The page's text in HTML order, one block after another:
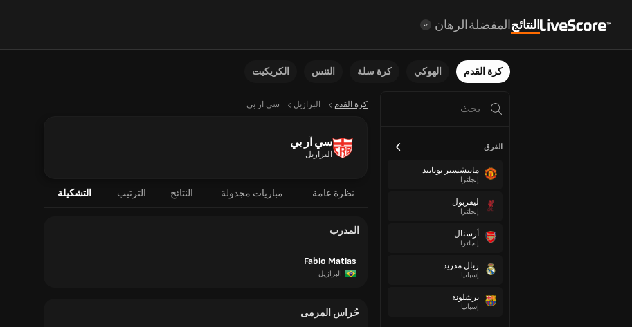
النتائجالمفضلةالرهان
كرة القدم الهوكي كرة سلة التنس الكريكيت
الفرق
مانتشستر يونايتد
إنجلترا
ليفربول
إنجلترا
أرسنال
إنجلترا
ريال مدريد
إسبانيا
برشلونة
إسبانيا
كرة القدم البرازيل سي آر بي
سي آر بي
البرازيل
نظرة عامة مباريات مجدولة النتائج الترتيب التشكيلة
المدرب
Fabio Matias
البرازيل
حُراس المرمى